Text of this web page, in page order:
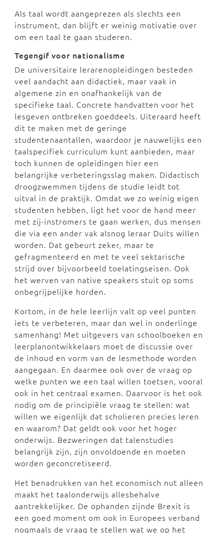
Als taal wordt aangeprezen als slechts een
instrument, dan blijft er weinig motivatie over
om een taal te gaan studeren.
Tegengif voor nationalisme
De universitaire lerarenopleidingen besteden
veel aandacht aan didactiek, maar vaak in
algemene zin en onafhankelijk van de
specifieke taal. Concrete handvatten voor het
lesgeven ontbreken goeddeels. Uiteraard heeft
dit te maken met de geringe
studentenaantallen, waardoor je nauwelijks een
taalspecifiek curriculum kunt aanbieden, maar
toch kunnen de opleidingen hier een
belangrijke verbeteringsslag maken. Didactisch
droogzwemmen tijdens de studie leidt tot
uitval in de praktijk. Omdat we zo weinig eigen
studenten hebben, ligt het voor de hand meer
met zij-instromers te gaan werken, dus mensen
die via een ander vak alsnog leraar Duits willen
worden. Dat gebeurt zeker, maar te
gefragmenteerd en met te veel sektarische
strijd over bijvoorbeeld toelatingseisen. Ook
het werven van native speakers stuit op soms
onbegrijpelijke horden.
Kortom, in de hele leerlijn valt op veel punten
iets te verbeteren, maar dan wel in onderlinge
samenhang! Met uitgevers van schoolboeken en
leerplanontwikkelaars moet de discussie over
de inhoud en vorm van de lesmethode worden
aangegaan. En daarmee ook over de vraag op
welke punten we een taal willen toetsen, vooral
ook in het centraal examen. Daarvoor is het ook
nodig om de principiële vraag te stellen: wat
willen we eigenlijk dat scholieren precies leren
en waarom? Dat geldt ook voor het hoger
onderwijs. Bezweringen dat talenstudies
belangrijk zijn, zijn onvoldoende en moeten
worden geconcretiseerd.
Het benadrukken van het economisch nut alleen
maakt het taalonderwijs allesbehalve
aantrekkelijker. De ophanden zijnde Brexit is
een goed moment om ook in Europees verband
nogmaals de vraag te stellen wat we op het